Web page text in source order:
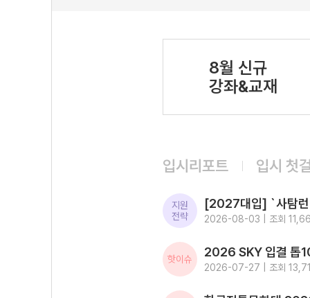
8월 신규
강좌&교재
입시리포트 입시 첫
지원
전략
2026-08-03 | 조회
핫이슈
2026-07-27 | 조회